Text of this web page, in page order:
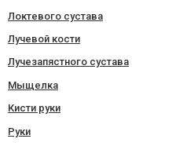
Локтевого сустава
Лучевой кости
Лучезапястного сустава
Мыщелка
Кисти руки
Руки